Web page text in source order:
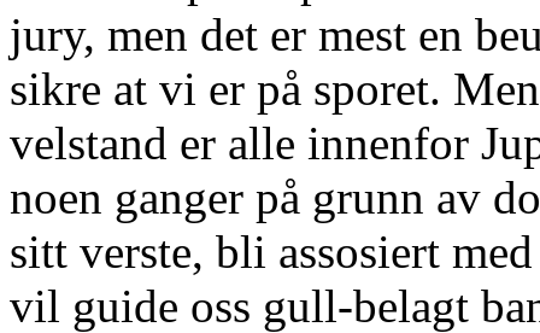
jury, men det er mest en
sikre at vi er på sporet.
velstand er alle innenfor
noen ganger på grunn av
sitt verste, bli assosiert
vil guide oss gull-belagt